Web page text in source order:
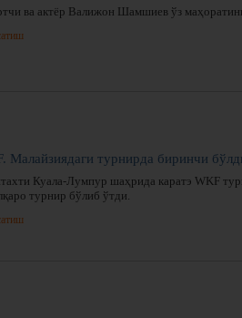
ва актёр Валижон Шамшиев ўз
Малайзиядаги турнирда биринчи
Куала-Лумпур шаҳрида каратэ WKF
турнир бўлиб ўтди.